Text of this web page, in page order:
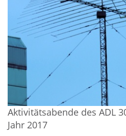
Aktivitätsabende des ADL
Jahr 2017